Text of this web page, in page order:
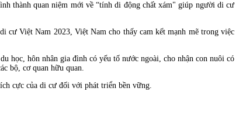
thành quan niệm mới về “tính di động chất xám" giúp người di cư
cư Việt Nam 2023, Việt Nam cho thấy cam kết mạnh mẽ trong việc
học, hôn nhân gia đình có yếu tố nước ngoài, cho nhận con nuôi có
bộ, cơ quan hữu quan.
cực của di cư đối với phát triển bền vững.